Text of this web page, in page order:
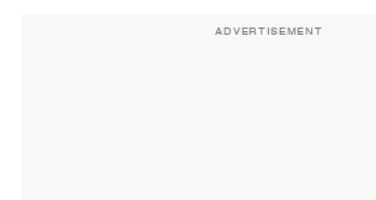
ADVERTISEMENT